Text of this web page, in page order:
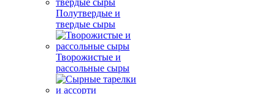
Полутвердые и
твердые сыры
Творожистые и
рассольные сыры